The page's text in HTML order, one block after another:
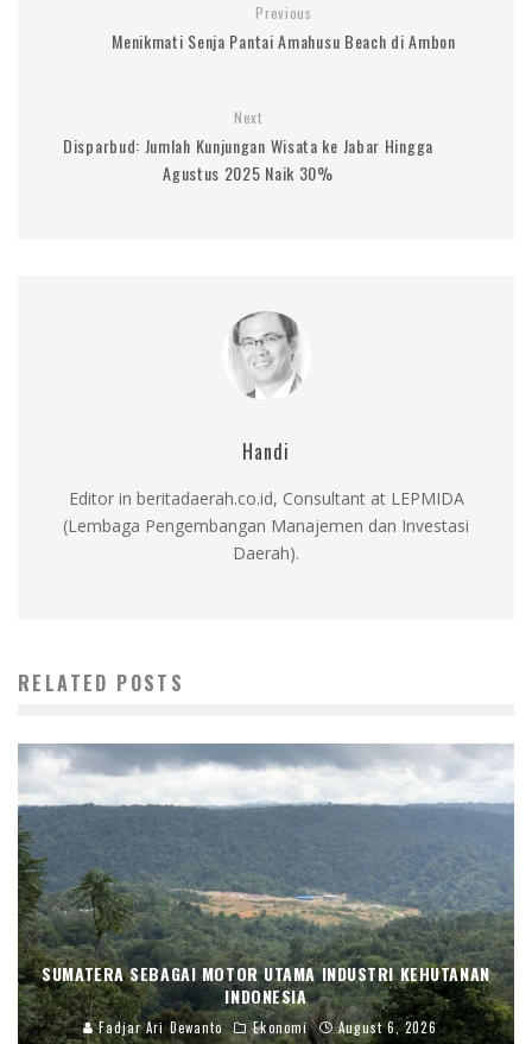
Previous
Menikmati Senja Pantai Amahusu Beach di Ambon
Next
Disparbud: Jumlah Kunjungan Wisata ke Jabar Hingga
Agustus 2025 Naik 30%
Handi
Editor in beritadaerah.co.id, Consultant at LEPMIDA
(Lembaga Pengembangan Manajemen dan Investasi
Daerah).
RELATED POSTS
SUMATERA SEBAGAI MOTOR UTAMA INDUSTRI KEHUTANAN
INDONESIA
Fadjar Ari Dewanto Ekonomi August 6, 2026